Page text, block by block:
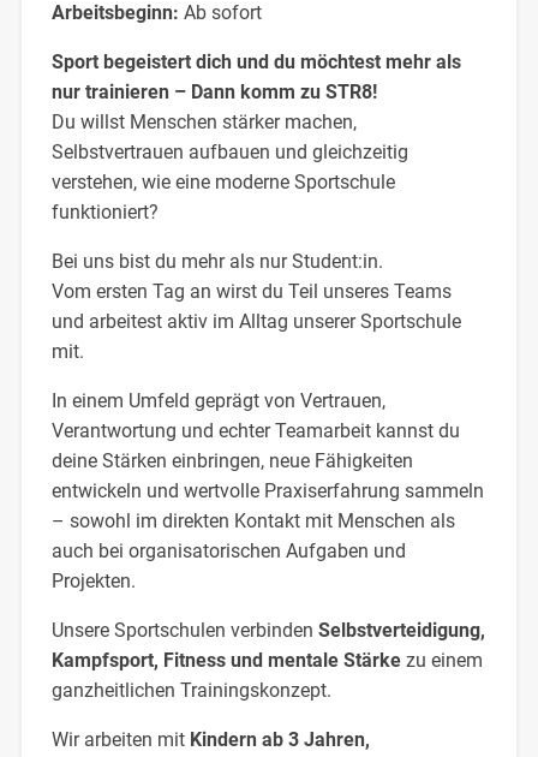
Arbeitsbeginn: Ab sofort
Sport begeistert dich und du möchtest mehr als
nur trainieren – Dann komm zu STR8!
Du willst Menschen stärker machen,
Selbstvertrauen aufbauen und gleichzeitig
verstehen, wie eine moderne Sportschule
funktioniert?
Bei uns bist du mehr als nur Student:in.
Vom ersten Tag an wirst du Teil unseres Teams
und arbeitest aktiv im Alltag unserer Sportschule
mit.
In einem Umfeld geprägt von Vertrauen,
Verantwortung und echter Teamarbeit kannst du
deine Stärken einbringen, neue Fähigkeiten
entwickeln und wertvolle Praxiserfahrung sammeln
– sowohl im direkten Kontakt mit Menschen als
auch bei organisatorischen Aufgaben und
Projekten.
Unsere Sportschulen verbinden Selbstverteidigung,
Kampfsport, Fitness und mentale Stärkezu einem
ganzheitlichen Trainingskonzept.
Wir arbeiten mit Kindern ab 3 Jahren,